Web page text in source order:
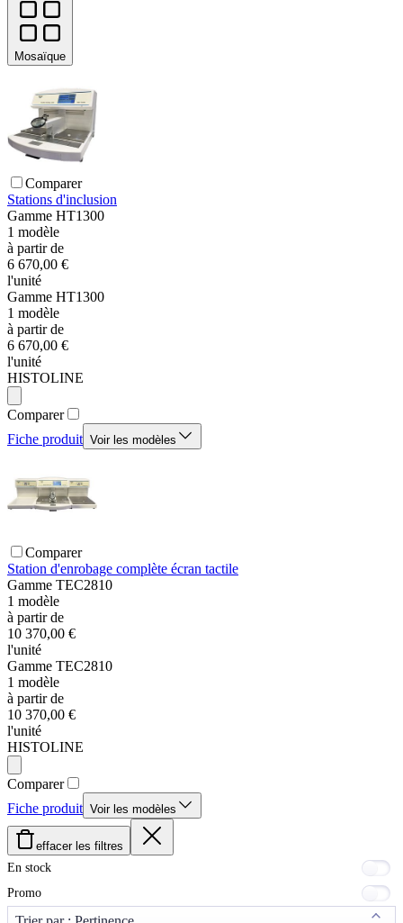
Mosaïque
Comparer
Stations d'inclusion
Gamme HT1300
1 modèle
à partir de
6 670,00 €
l'unité
Gamme HT1300
1 modèle
à partir de
6 670,00 €
l'unité
HISTOLINE
Comparer
Fiche produit Voir les modèles
Comparer
Station d'enrobage complète écran tactile
Gamme TEC2810
1 modèle
à partir de
10 370,00 €
l'unité
Gamme TEC2810
1 modèle
à partir de
10 370,00 €
l'unité
HISTOLINE
Comparer
Fiche produit Voir les modèles
effacer les filtres
En stock
Promo